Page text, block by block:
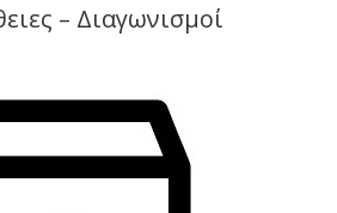
– Διαγωνισμοί